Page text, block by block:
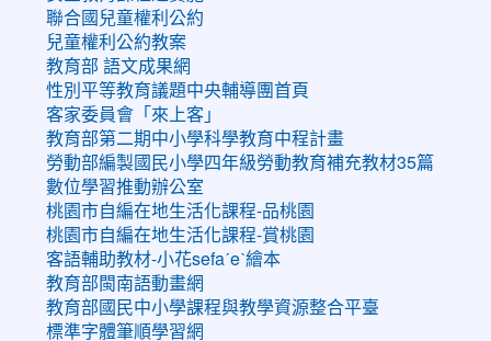
聯合國兒童權利公約
兒童權利公約教案
教育部 語文成果網
性別平等教育議題中央輔導團首頁
客家委員會「來上客」
教育部第二期中小學科學教育中程計畫
勞動部編製國民小學四年級勞動教育補充教材35篇
數位學習推動辦公室
桃園市自編在地生活化課程-品桃園
桃園市自編在地生活化課程-賞桃園
客語輔助教材-小花sefaˊeˋ繪本
教育部閩南語動畫網
教育部國民中小學課程與教學資源整合平臺
標準字體筆順學習網